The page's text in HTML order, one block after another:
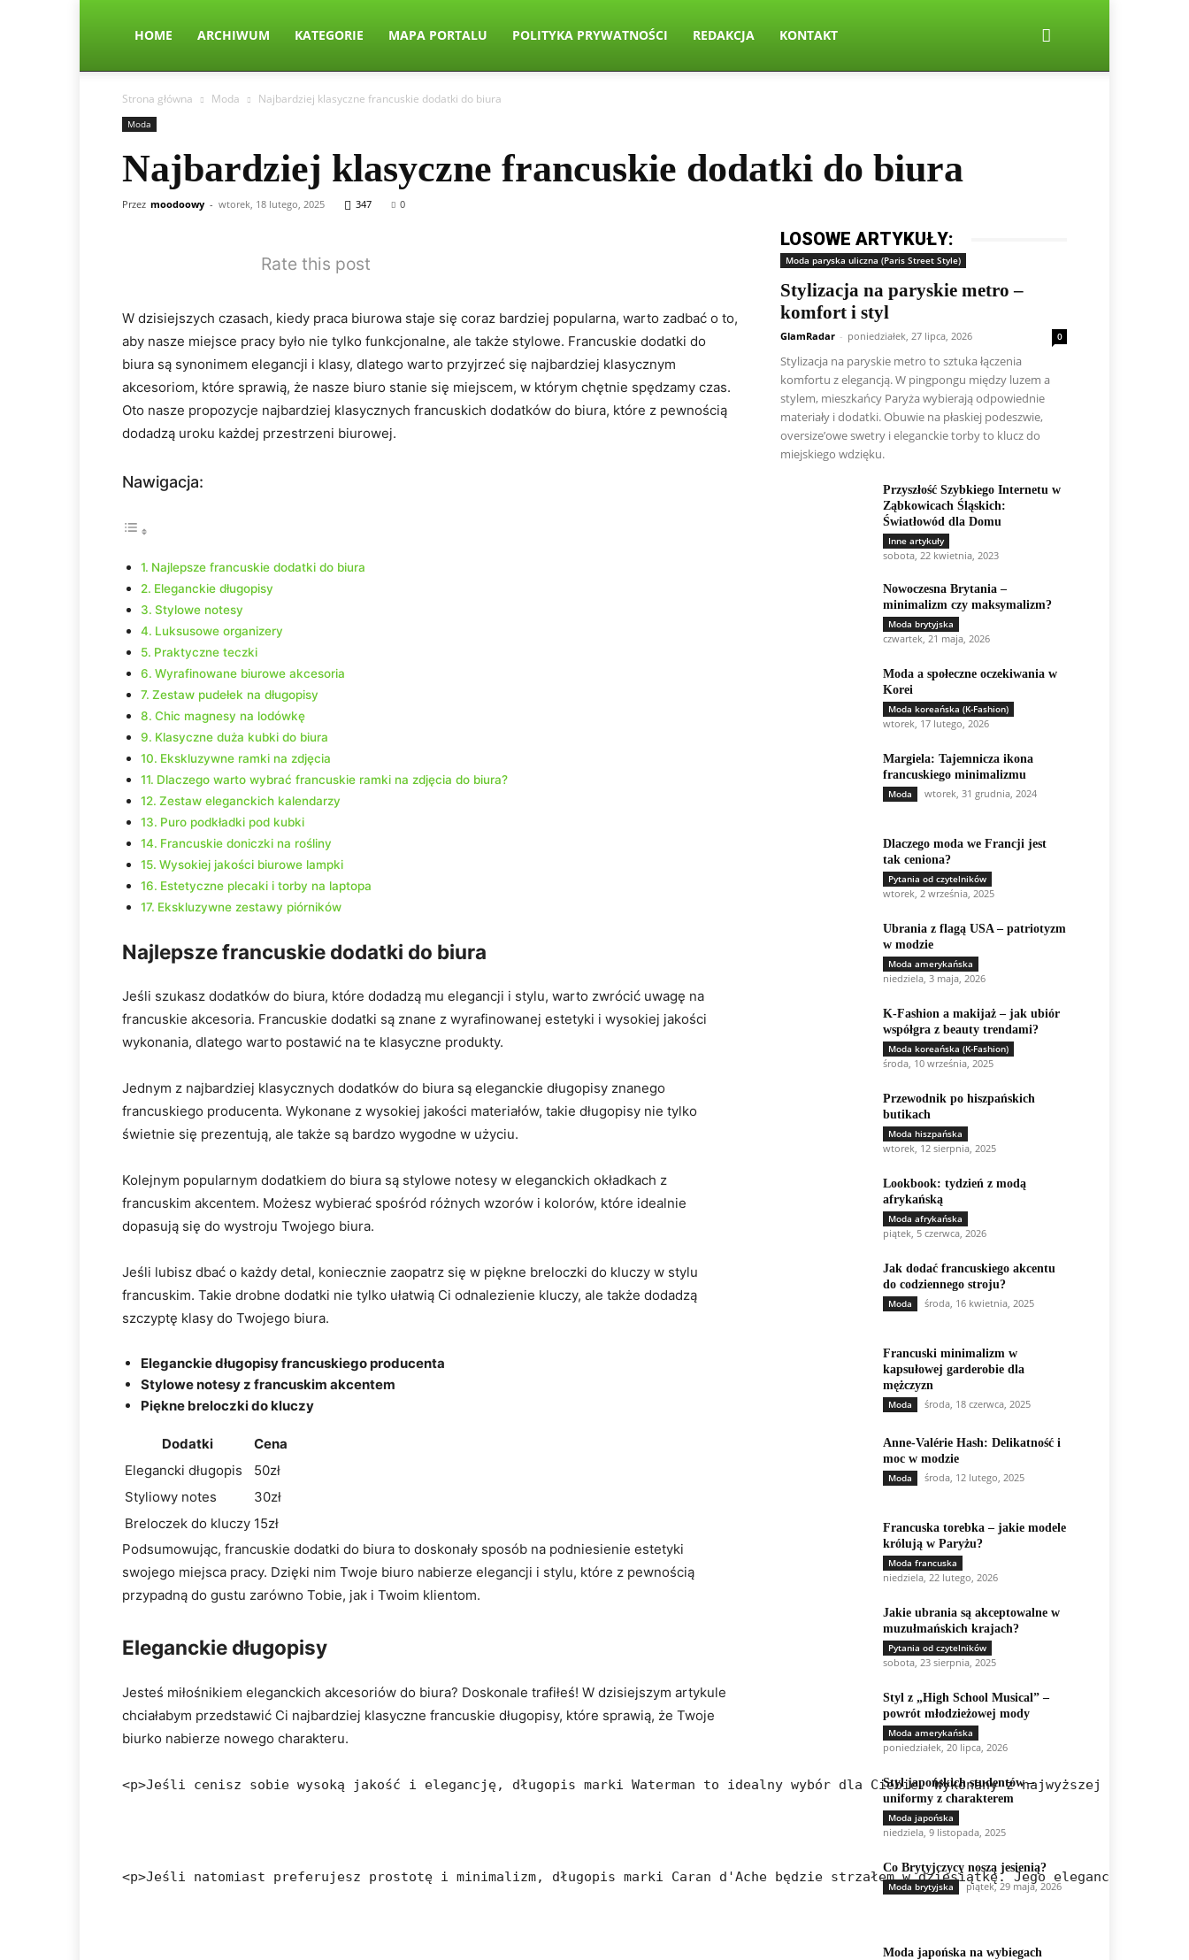
HOME ARCHIWUM KATEGORIE MAPA PORTALU POLITYKA PRYWATNOŚCI REDAKCJA KONTAKT
Strona główna Moda Najbardziej klasyczne francuskie dodatki do biura
Moda
Najbardziej klasyczne francuskie dodatki do biura
Przez moodoowy - wtorek, 18 lutego, 2025 347 0
Rate this post
W dzisiejszych czasach, kiedy praca biurowa staje się coraz bardziej popularna, warto zadbać o to,
aby nasze miejsce pracy było nie tylko funkcjonalne, ale także stylowe. Francuskie dodatki do
biura są synonimem elegancji i klasy, dlatego warto przyjrzeć się najbardziej klasycznym
akcesoriom, które sprawią, że nasze biuro stanie się miejscem, w którym chętnie spędzamy czas.
Oto nasze propozycje najbardziej klasycznych francuskich dodatków do biura, które z pewnością
dodadzą uroku każdej przestrzeni biurowej.
Nawigacja:
Najlepsze francuskie dodatki do biura
Eleganckie długopisy
Stylowe notesy
Luksusowe organizery
Praktyczne teczki
Wyrafinowane biurowe akcesoria
Zestaw pudełek na długopisy
Chic magnesy na lodówkę
Klasyczne duża kubki do biura
Ekskluzywne ramki na zdjęcia
Dlaczego warto wybrać francuskie ramki na zdjęcia do biura?
Zestaw eleganckich kalendarzy
Puro podkładki pod kubki
Francuskie doniczki na rośliny
Wysokiej jakości biurowe lampki
Estetyczne plecaki i torby na laptopa
Ekskluzywne zestawy piórników
Najlepsze francuskie dodatki do biura
Jeśli szukasz dodatków do biura, które dodadzą mu elegancji i stylu, warto zwrócić uwagę na
francuskie akcesoria. Francuskie dodatki są znane z wyrafinowanej estetyki i wysokiej jakości
wykonania, dlatego warto postawić na te klasyczne produkty.
Jednym z najbardziej klasycznych dodatków do biura są eleganckie długopisy znanego
francuskiego producenta. Wykonane z wysokiej jakości materiałów, takie długopisy nie tylko
świetnie się prezentują, ale także są bardzo wygodne w użyciu.
Kolejnym popularnym dodatkiem do biura są stylowe notesy w eleganckich okładkach z
francuskim akcentem. Możesz wybierać spośród różnych wzorów i kolorów, które idealnie
dopasują się do wystroju Twojego biura.
Jeśli lubisz dbać o każdy detal, koniecznie zaopatrz się w piękne breloczki do kluczy w stylu
francuskim. Takie drobne dodatki nie tylko ułatwią Ci odnalezienie kluczy, ale także dodadzą
szczyptę klasy do Twojego biura.
Eleganckie długopisy francuskiego producenta
Stylowe notesy z francuskim akcentem
Piękne breloczki do kluczy
Dodatki
Cena
Elegancki długopis
50zł
Styliowy notes
30zł
Breloczek do kluczy 15zł
Podsumowując, francuskie dodatki do biura to doskonały sposób na podniesienie estetyki
swojego miejsca pracy. Dzięki nim Twoje biuro nabierze elegancji i stylu, które z pewnością
przypadną do gustu zarówno Tobie, jak i Twoim klientom.
Eleganckie długopisy
Jesteś miłośnikiem eleganckich akcesoriów do biura? Doskonale trafiłeś! W dzisiejszym artykule
chciałabym przedstawić Ci najbardziej klasyczne francuskie długopisy, które sprawią, że Twoje
biurko nabierze nowego charakteru.
<p>Jeśli cenisz sobie wysoką jakość i elegancję, długopis marki Waterman to idealny wybór dla Ciebie. Wykonany z najwyższej jakości
<p>Jeśli natomiast preferujesz prostotę i minimalizm, długopis marki Caran d'Ache będzie strzałem w dziesiątkę. Jego elegancki
LOSOWE ARTYKUŁY:
Moda paryska uliczna (Paris Street Style)
Stylizacja na paryskie metro –
komfort i styl
GlamRadar - poniedziałek, 27 lipca, 2026 0
Stylizacja na paryskie metro to sztuka łączenia
komfortu z elegancją. W pingpongu między luzem a
stylem, mieszkańcy Paryża wybierają odpowiednie
materiały i dodatki. Obuwie na płaskiej podeszwie,
oversize’owe swetry i eleganckie torby to klucz do
miejskiego wdzięku.
Przyszłość Szybkiego Internetu w
Ząbkowicach Śląskich:
Światłowód dla Domu
Inne artykuły
sobota, 22 kwietnia, 2023
Nowoczesna Brytania –
minimalizm czy maksymalizm?
Moda brytyjska
czwartek, 21 maja, 2026
Moda a społeczne oczekiwania w
Korei
Moda koreańska (K-Fashion)
wtorek, 17 lutego, 2026
Margiela: Tajemnicza ikona
francuskiego minimalizmu
Moda wtorek, 31 grudnia, 2024
Dlaczego moda we Francji jest
tak ceniona?
Pytania od czytelników
wtorek, 2 września, 2025
Ubrania z flagą USA – patriotyzm
w modzie
Moda amerykańska
niedziela, 3 maja, 2026
K-Fashion a makijaż – jak ubiór
współgra z beauty trendami?
Moda koreańska (K-Fashion)
środa, 10 września, 2025
Przewodnik po hiszpańskich
butikach
Moda hiszpańska
wtorek, 12 sierpnia, 2025
Lookbook: tydzień z modą
afrykańską
Moda afrykańska
piątek, 5 czerwca, 2026
Jak dodać francuskiego akcentu
do codziennego stroju?
Moda środa, 16 kwietnia, 2025
Francuski minimalizm w
kapsułowej garderobie dla
mężczyzn
Moda środa, 18 czerwca, 2025
Anne-Valérie Hash: Delikatność i
moc w modzie
Moda środa, 12 lutego, 2025
Francuska torebka – jakie modele
królują w Paryżu?
Moda francuska
niedziela, 22 lutego, 2026
Jakie ubrania są akceptowalne w
muzułmańskich krajach?
Pytania od czytelników
sobota, 23 sierpnia, 2025
Styl z „High School Musical” –
powrót młodzieżowej mody
Moda amerykańska
poniedziałek, 20 lipca, 2026
Styl japońskich studentów –
uniformy z charakterem
Moda japońska
niedziela, 9 listopada, 2025
Co Brytyjczycy noszą jesienią?
Moda brytyjska piątek, 29 maja, 2026
Moda japońska na wybiegach